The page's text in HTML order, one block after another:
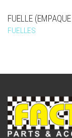
FUELLE
FUELLES